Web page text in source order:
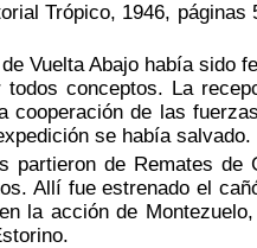
Trópico, 1946,
Vuelta Abajo había sido
conceptos. La
de las
se había salvado.
de Remates de
Allí fue estrenado el
la acción de